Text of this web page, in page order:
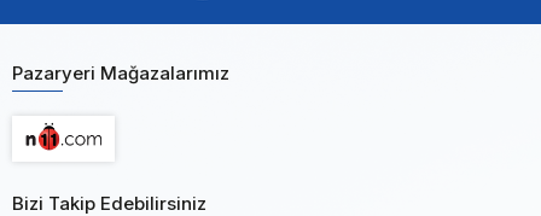
Pazaryeri Mağazalarımız
Bizi Takip Edebilirsiniz